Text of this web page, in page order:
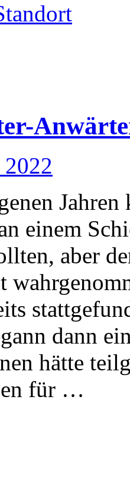
2022
einem
aber
dann
hätte
für …